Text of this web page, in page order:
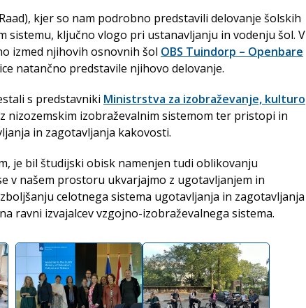
kjer so nam podrobno predstavili delovanje šolskih
sistemu, ključno vlogo pri ustanavljanju in vodenju šol. V
izmed njihovih osnovnih šol OBS Tuindorp – Openbare
natančno predstavile njihovo delovanje.
s predstavniki Ministrstva za izobraževanje, kulturo
nizozemskim izobraževalnim sistemom ter pristopi in
in zagotavljanja kakovosti.
je bil študijski obisk namenjen tudi oblikovanju
v našem prostoru ukvarjajmo z ugotavljanjem in
celotnega sistema ugotavljanja in zagotavljanja
ravni izvajalcev vzgojno-izobraževalnega sistema.